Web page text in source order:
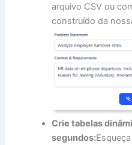
arquivo CSV ou
construído da
Crie tabelas
segundos: